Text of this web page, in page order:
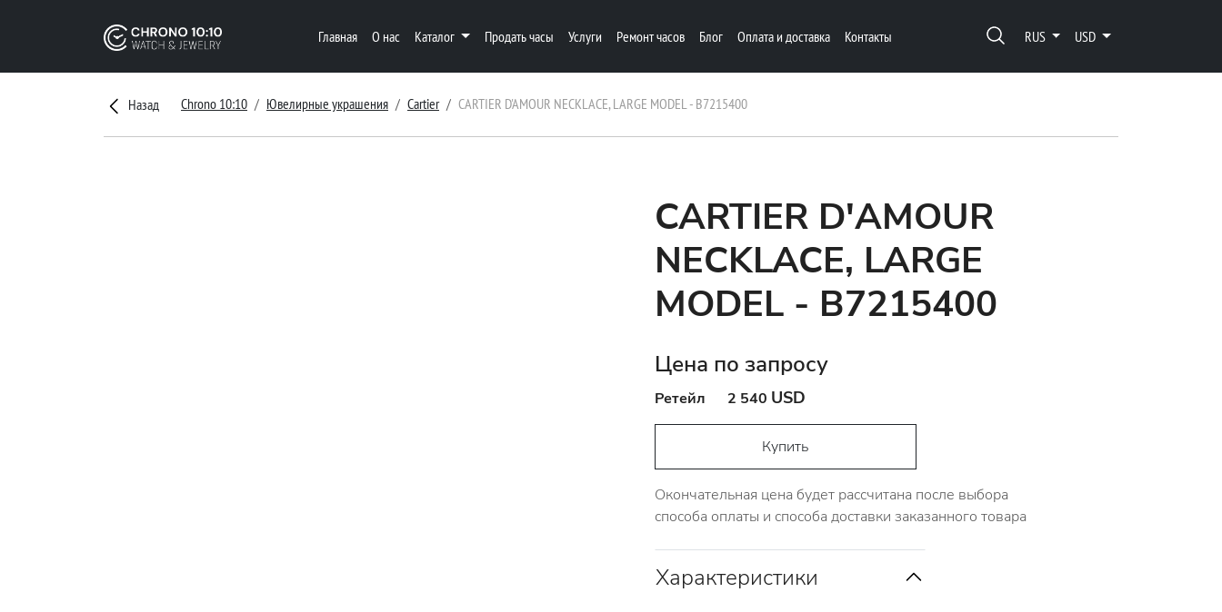
Главная О нас Каталог Продать часы Услуги Ремонт часов Блог Оплата и доставка Контакты RUS USD
Назад Chrono 10:10 Ювелирные украшения Cartier CARTIER D'AMOUR NECKLACE, LARGE MODEL - B7215400
CARTIER D'AMOUR
NECKLACE, LARGE
MODEL - B7215400
Цена по запросу
Ретейл 2 540 USD
Купить
Окончательная цена будет рассчитана после выбора
способа оплаты и способа доставки заказанного товара
Характеристики